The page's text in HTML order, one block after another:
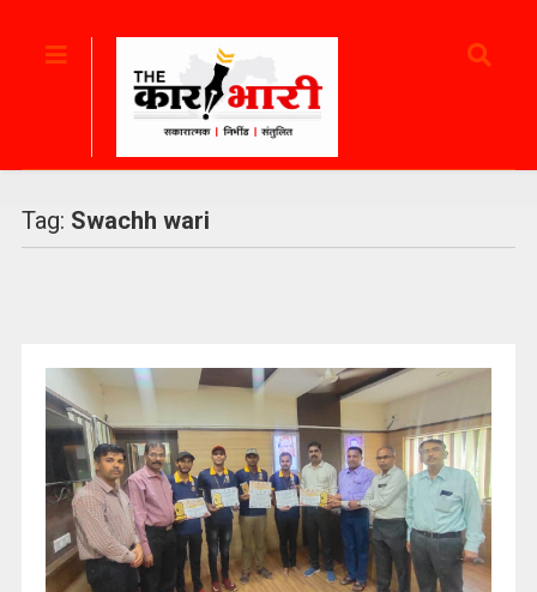
Tag: Swachh wari